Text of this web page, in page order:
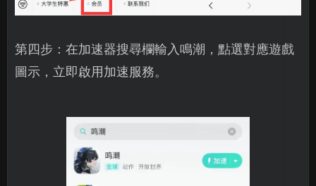
第四步：在加速器搜尋欄輸入鳴潮，點選對應遊戲
圖示，立即啟用加速服務。